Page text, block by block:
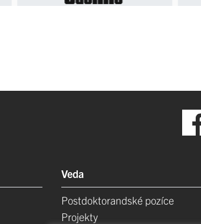
Veda
Postdoktorandské pozíce
Projekty